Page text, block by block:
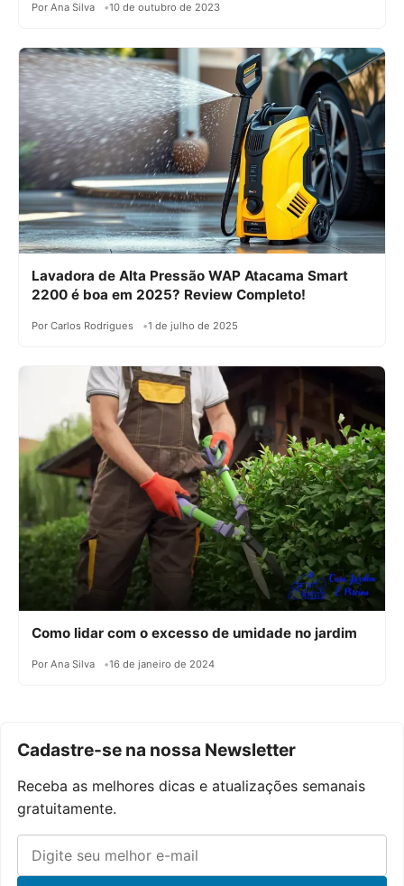
Por Ana Silva 10 de outubro de 2023
Lavadora de Alta Pressão WAP Atacama Smart
2200 é boa em 2025? Review Completo!
Por Carlos Rodrigues 1 de julho de 2025
Como lidar com o excesso de umidade no jardim
Por Ana Silva 16 de janeiro de 2024
Cadastre-se na nossa Newsletter
Receba as melhores dicas e atualizações semanais
gratuitamente.